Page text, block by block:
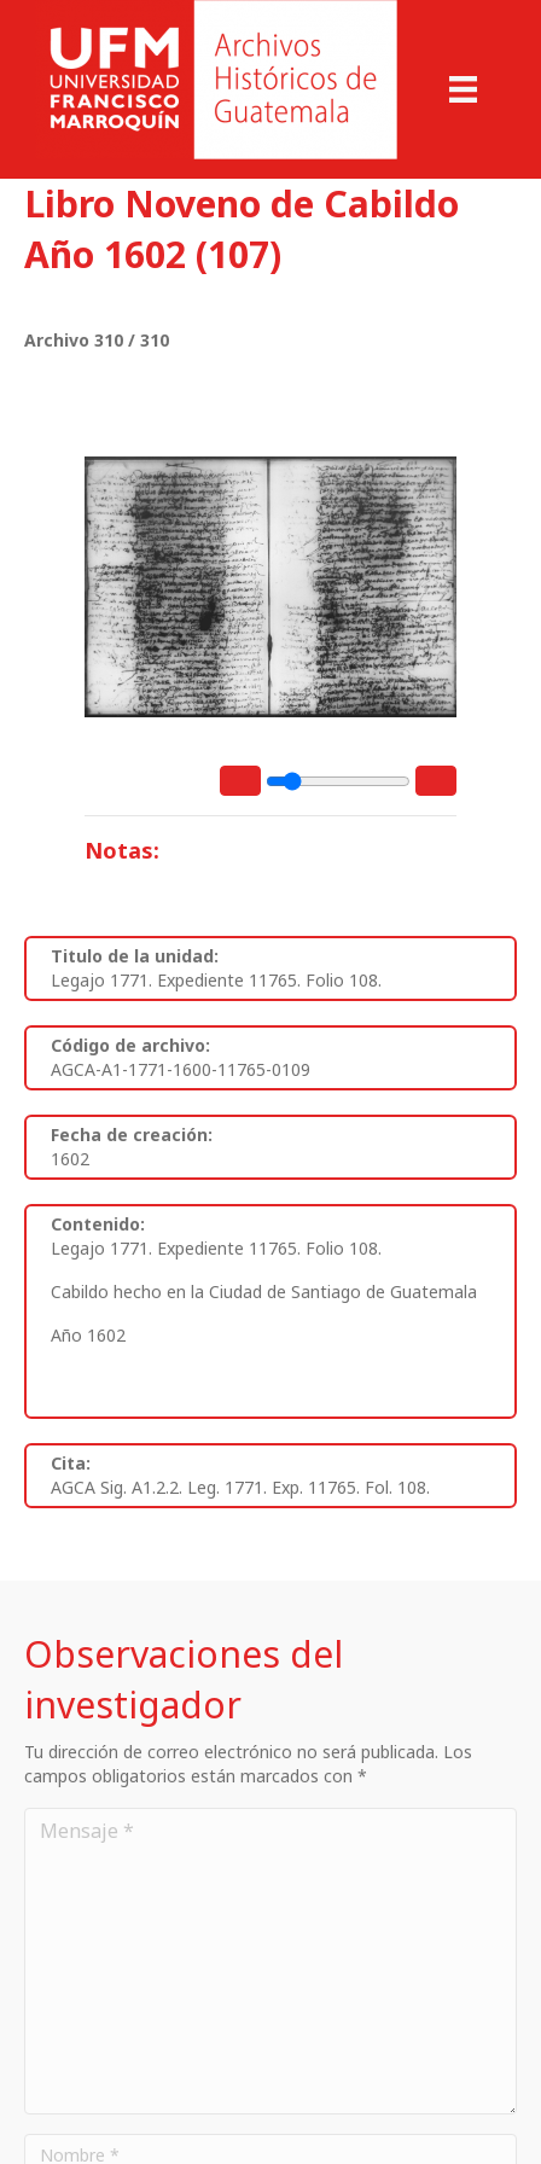
Libro Noveno de Cabildo
Año 1602 (107)
Archivo 310 / 310
Notas:
Titulo de la unidad:
Legajo 1771. Expediente 11765. Folio 108.
Código de archivo:
AGCA-A1-1771-1600-11765-0109
Fecha de creación:
1602
Contenido:
Legajo 1771. Expediente 11765. Folio 108.
Cabildo hecho en la Ciudad de Santiago de Guatemala
Año 1602
Cita:
AGCA Sig. A1.2.2. Leg. 1771. Exp. 11765. Fol. 108.
Observaciones del
investigador
Tu dirección de correo electrónico no será publicada. Los
campos obligatorios están marcados con *